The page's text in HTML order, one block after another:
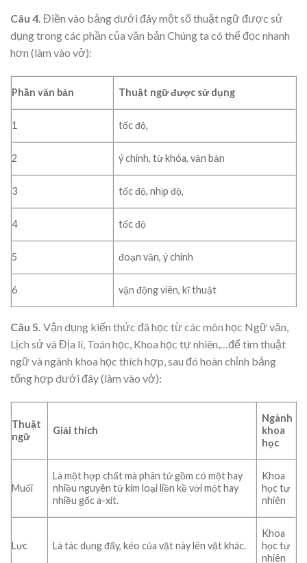
Câu 4. Điền vào bảng dưới đây một số thuật ngữ được sử
dụng trong các phần của văn bản Chúng ta có thể đọc nhanh
hơn (làm vào vở):
Phần văn bản Thuật ngữ được sử dụng
1 tốc độ,
2 ý chính, từ khóa, văn bản
3 tốc độ, nhịp độ,
4 tốc độ
5 đoạn văn, ý chính
6 vận động viên, kĩ thuật
Câu 5. Vận dụng kiến thức đã học từ các môn học Ngữ văn,
Lịch sử và Địa lí, Toán học, Khoa học tự nhiên,…để tìm thuật
ngữ và ngành khoa học thích hợp, sau đó hoàn chỉnh bảng
tổng hợp dưới đây (làm vào vở):
Thuật
ngữ
Giải thích
Ngành
khoa
học
Muối
Là một hợp chất mà phân tử gồm có một hay
nhiều nguyên tử kim loại liền kề với một hay
nhiều gốc a-xít.
Khoa
học tự
nhiên
Lực Là tác dụng đẩy, kéo của vật này lên vật khác.
Khoa
học tự
nhiên